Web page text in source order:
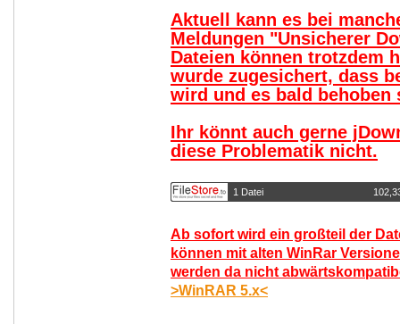
Aktuell kann es bei
Meldungen "Unsicherer
Dateien können trotzdem
wurde zugesichert, dass
wird und es bald behoben
Ihr könnt auch gerne
diese Problematik nicht.
1 Datei
Ab sofort wird ein großteil der
können mit alten WinRar
werden da nicht
>WinRAR 5.x<